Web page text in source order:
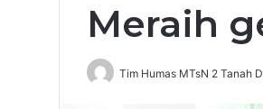
Meraih
Tim Humas MTsN 2 Tanah